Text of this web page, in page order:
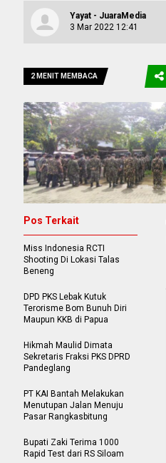
Yayat - JuaraMedia
3 Mar 2022 12:41
2 MENIT MEMBACA
Pos Terkait
Miss Indonesia RCTI
Shooting Di Lokasi Talas
Beneng
DPD PKS Lebak Kutuk
Terorisme Bom Bunuh Diri
Maupun KKB di Papua
Hikmah Maulid Dimata
Sekretaris Fraksi PKS DPRD
Pandeglang
PT KAI Bantah Melakukan
Menutupan Jalan Menuju
Pasar Rangkasbitung
Bupati Zaki Terima 1000
Rapid Test dari RS Siloam